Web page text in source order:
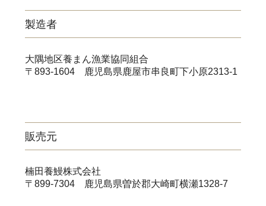
製造者
大隅地区養まん漁業協同組合
〒893-1604 鹿児島県鹿屋市串良町下小原2313-1
販売元
楠田養鰻株式会社
〒899-7304 鹿児島県曽於郡大崎町横瀬1328-7